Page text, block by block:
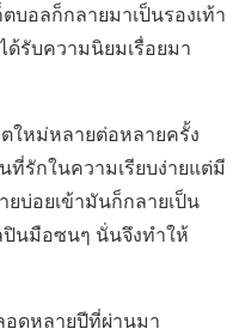
บอลก็กลายมาเป็นรองเท้า
รับความนิยมเรื่อยมา
ใหม่หลายต่อหลายครั้ง
รักในความเรียบง่ายแต่มี
ยบ่อยเข้ามันก็กลายเป็น
ปินมือซนๆ นั่นจึงทำให้
อดหลายปีที่ผ่านมา